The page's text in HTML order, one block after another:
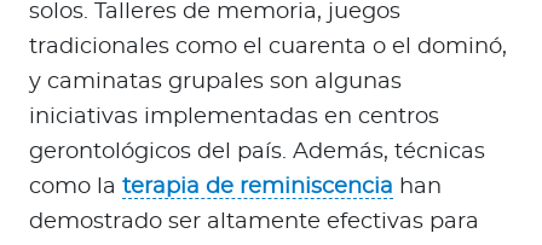
solos. Talleres de memoria, juegos
tradicionales como el cuarenta o el dominó,
y caminatas grupales son algunas
iniciativas implementadas en centros
gerontológicos del país. Además, técnicas
como la terapia de reminiscencia han
demostrado ser altamente efectivas para